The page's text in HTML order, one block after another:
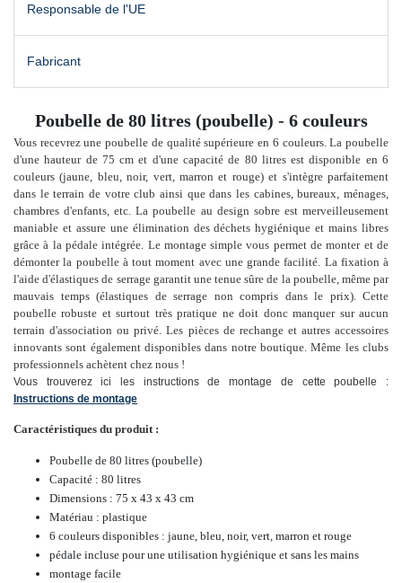
Responsable de l'UE
Fabricant
Poubelle de 80 litres (poubelle) - 6 couleurs
Vous recevrez une poubelle de qualité supérieure en 6 couleurs. La poubelle
d'une hauteur de 75 cm et d'une capacité de 80 litres est disponible en 6
couleurs (jaune, bleu, noir, vert, marron et rouge) et s'intègre parfaitement
dans le terrain de votre club ainsi que dans les cabines, bureaux, ménages,
chambres d'enfants, etc. La poubelle au design sobre est merveilleusement
maniable et assure une élimination des déchets hygiénique et mains libres
grâce à la pédale intégrée. Le montage simple vous permet de monter et de
démonter la poubelle à tout moment avec une grande facilité. La fixation à
l'aide d'élastiques de serrage garantit une tenue sûre de la poubelle, même par
mauvais temps (élastiques de serrage non compris dans le prix). Cette
poubelle robuste et surtout très pratique ne doit donc manquer sur aucun
terrain d'association ou privé. Les pièces de rechange et autres accessoires
innovants sont également disponibles dans notre boutique. Même les clubs
professionnels achètent chez nous !
Vous trouverez ici les instructions de montage de cette poubelle :
Instructions de montage
Caractéristiques du produit :
Poubelle de 80 litres (poubelle)
Capacité : 80 litres
Dimensions : 75 x 43 x 43 cm
Matériau : plastique
6 couleurs disponibles : jaune, bleu, noir, vert, marron et rouge
pédale incluse pour une utilisation hygiénique et sans les mains
montage facile